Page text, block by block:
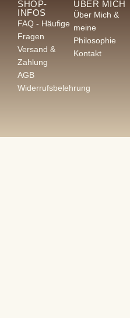
SHOP-
INFOS
FAQ - Häufige
Fragen
Versand &
Zahlung
AGB
Widerrufsbelehrung
ÜBER MICH
Über Mich &
meine
Philosophie
Kontakt